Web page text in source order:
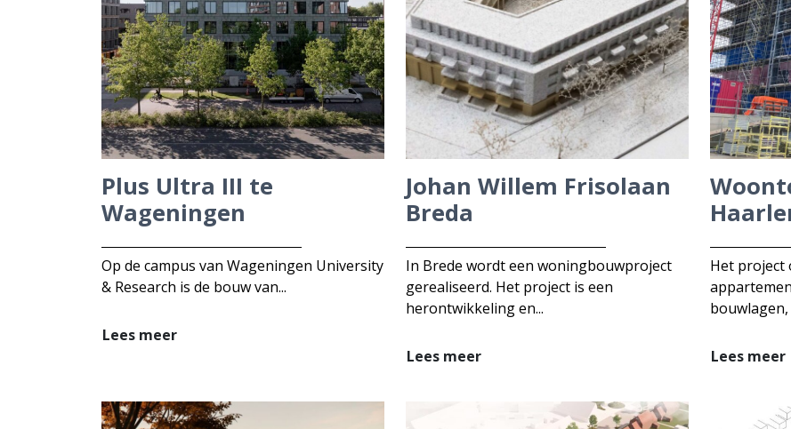
Plus Ultra III te
Wageningen
Op de campus van Wageningen University
& Research is de bouw van...
Lees meer
Johan Willem Frisolaan
Breda
In Brede wordt een woningbouwproject
gerealiseerd. Het project is een
herontwikkeling en...
Lees meer
Het project
Lees meer